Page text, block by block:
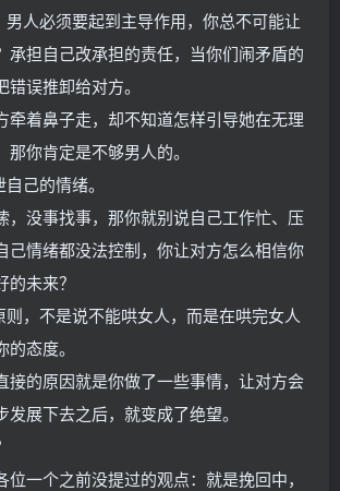
男人必须要起到主导作用，你总不可能让
承担自己改承担的责任，当你们闹矛盾的
误推卸给对方。
牵着鼻子走，却不知道怎样引导她在无理
你肯定是不够男人的。
己的情绪。
，没事找事，那你就别说自己工作忙、压
己情绪都没法控制，你让对方怎么相信你
未来？
，不是说不能哄女人，而是在哄完女人
态度。
接的原因就是你做了一些事情，让对方会
展下去之后，就变成了绝望。
一个之前没提过的观点：就是挽回中，